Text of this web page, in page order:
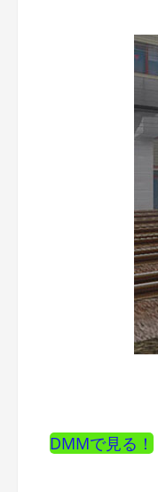
DMMで見る！